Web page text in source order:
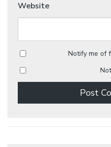
Website
Notify me of